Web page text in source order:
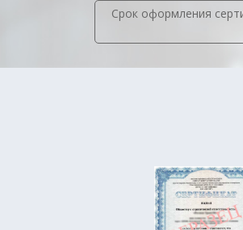
Срок оформления